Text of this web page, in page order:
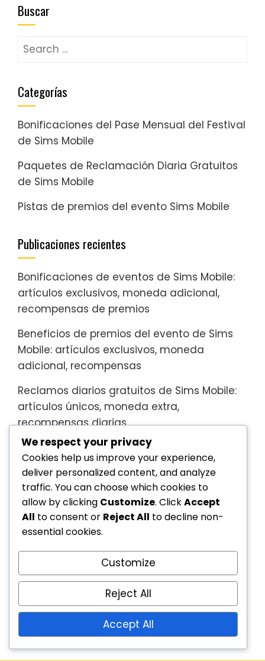
Buscar
Search
Categorías
Bonificaciones del Pase Mensual del Festival
de Sims Mobile
Paquetes de Reclamación Diaria Gratuitos
de Sims Mobile
Pistas de premios del evento Sims Mobile
Publicaciones recientes
Bonificaciones de eventos de Sims Mobile:
artículos exclusivos, moneda adicional,
recompensas de premios
Beneficios de premios del evento de Sims
Mobile: artículos exclusivos, moneda
adicional, recompensas
Reclamos diarios gratuitos de Sims Mobile:
artículos únicos, moneda extra,
recompensas diarias
Premios del Evento de Sims Mobile: Artículos
especiales, Moneda adicional, Ofertas por
tiempo limitado
Recompensas del evento: Artículos
coleccionables, Moneda extra, Ofertas
exclusivas
Archivo
March 2026
February 2026
We respect your privacy
Cookies help us improve your experience,
deliver personalized content, and analyze
traffic. You can choose which cookies to
allow by clicking Customize. ClickAccept
All to consent or Reject All to decline non-
essential cookies.
Customize
Reject All
Accept All